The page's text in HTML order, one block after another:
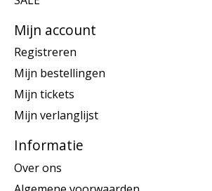
Mijn account
Registreren
Mijn bestellingen
Mijn tickets
Mijn verlanglijst
Informatie
Over ons